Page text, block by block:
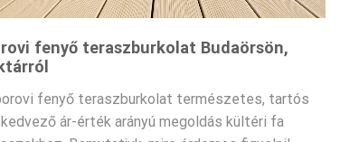
fenyő teraszburkolat Budaörsön,
fenyő teraszburkolat természetes, tartós
ár-érték arányú megoldás kültéri fa